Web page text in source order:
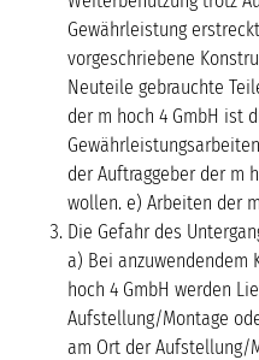
Gewährleistung
vorgeschriebene
Neuteile gebrauchte
der m hoch 4 GmbH ist
der Auftraggeber der m
wollen. e) Arbeiten der
Die Gefahr des
a) Bei anzuwendendem
hoch 4 GmbH werden
Aufstellung/Montage
am Ort der Aufstellung/